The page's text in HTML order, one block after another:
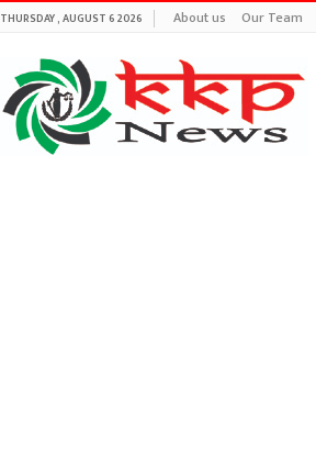
THURSDAY , AUGUST 6 2026 About us Our Team